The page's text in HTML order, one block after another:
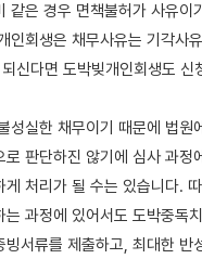
같은 경우 면책불허가 사유이
인회생은 채무사유는 기각사
신다면 도박빚개인회생도 신
성실한 채무이기 때문에 법원
로 판단하진 않기에 심사 과정
처리가 될 수는 있습니다.
과정에 있어서도 도박중독
서류를 제출하고, 최대한 반